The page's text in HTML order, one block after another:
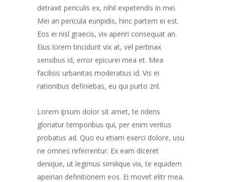
detraxit periculis ex, nihil expetendis in mei.
Mei an pericula euripidis, hinc partem ei est.
Eos ei nisl graecis, vix aperiri consequat an.
Eius lorem tincidunt vix at, vel pertinax
sensibus id, error epicurei mea et. Mea
facilisis urbanitas moderatius id. Vis ei
rationibus definiebas, eu qui purto zril.
Lorem ipsum dolor sit amet, te ridens
gloriatur temporibus qui, per enim veritus
probatus ad. Quo eu etiam exerci dolore, usu
ne omnes referrentur. Ex eam diceret
denique, ut legimus similique vix, te equidem
apeirian definitionem eos. Ei movet elitr mea.